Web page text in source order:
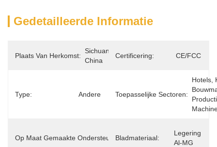
Gedetailleerde Informatie
Plaats Van Herkomst:
Sichuan,
China
Certificering: CE/FCC
Type: Andere Toepasselijke Sectoren:
Hotels,
Op Maat Gemaakte Ondersteuning:
ODM,
Bladmateriaal:
Legering
Al-MG